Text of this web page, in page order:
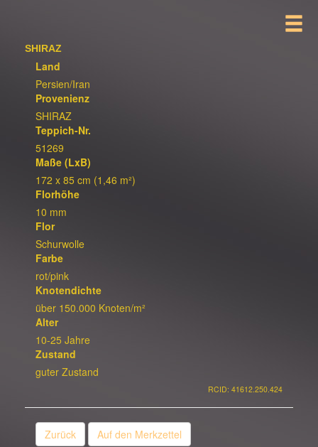
SHIRAZ
Land
Persien/Iran
Provenienz
SHIRAZ
Teppich-Nr.
51269
Maße (LxB)
172 x 85 cm (1,46 m²)
Florhöhe
10 mm
Flor
Schurwolle
Farbe
rot/pink
Knotendichte
über 150.000 Knoten/m²
Alter
10-25 Jahre
Zustand
guter Zustand
RCID: 41612.250.424
Zurück Auf den Merkzettel